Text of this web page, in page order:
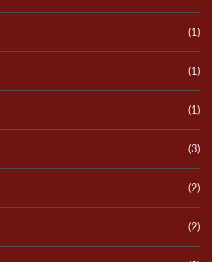
(1)
(1)
(1)
(3)
(2)
(2)